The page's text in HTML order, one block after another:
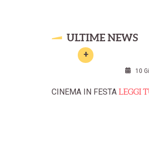
ULTIME NEWS
10
CINEMA IN FESTA LEGGI